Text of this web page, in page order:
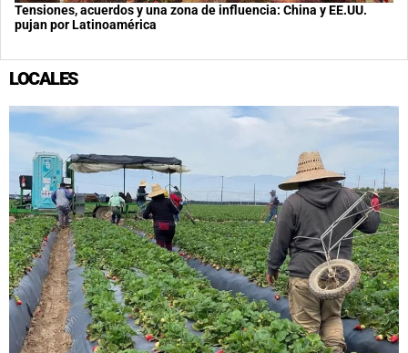
Tensiones, acuerdos y una zona de influencia: China y EE.UU.
pujan por Latinoamérica
LOCALES